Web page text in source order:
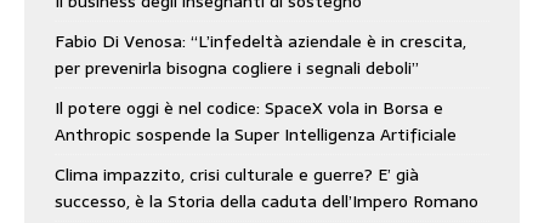
Fabio Di Venosa: “L’infedeltà aziendale è in crescita,
per prevenirla bisogna cogliere i segnali deboli”
Il potere oggi è nel codice: SpaceX vola in Borsa e
Anthropic sospende la Super Intelligenza Artificiale
Clima impazzito, crisi culturale e guerre? E’ già
successo, è la Storia della caduta dell’Impero Romano